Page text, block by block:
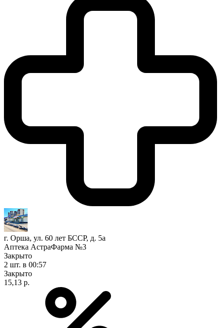
г. Орша, ул. 60 лет БССР, д. 5а
Аптека АстраФарма №3
Закрыто
2 шт. в 00:57
Закрыто
15,13 р.